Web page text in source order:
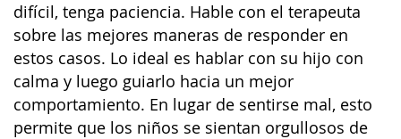
difícil, tenga paciencia. Hable con el terapeuta
sobre las mejores maneras de responder en
estos casos. Lo ideal es hablar con su hijo con
calma y luego guiarlo hacia un mejor
comportamiento. En lugar de sentirse mal, esto
permite que los niños se sientan orgullosos de